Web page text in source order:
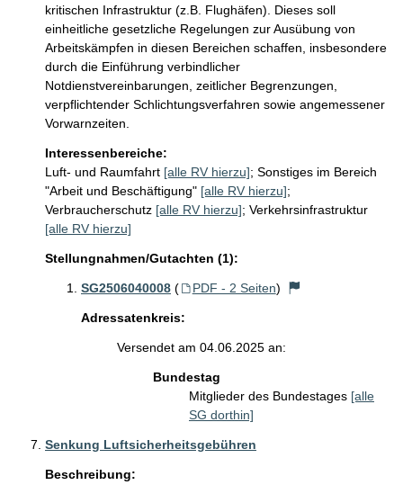
kritischen Infrastruktur (z.B. Flughäfen). Dieses soll
einheitliche gesetzliche Regelungen zur Ausübung von
Arbeitskämpfen in diesen Bereichen schaffen, insbesondere
durch die Einführung verbindlicher
Notdienstvereinbarungen, zeitlicher Begrenzungen,
verpflichtender Schlichtungsverfahren sowie angemessener
Vorwarnzeiten.
Interessenbereiche:
Luft- und Raumfahrt [alle RV hierzu]; Sonstiges im Bereich
"Arbeit und Beschäftigung" [alle RV hierzu];
Verbraucherschutz [alle RV hierzu]; Verkehrsinfrastruktur
[alle RV hierzu]
Stellungnahmen/Gutachten (1):
SG2506040008 ( PDF - 2 Seiten)
Adressatenkreis:
Versendet am 04.06.2025 an:
Bundestag
Mitglieder des Bundestages [alle
SG dorthin]
Senkung Luftsicherheitsgebühren
Beschreibung: